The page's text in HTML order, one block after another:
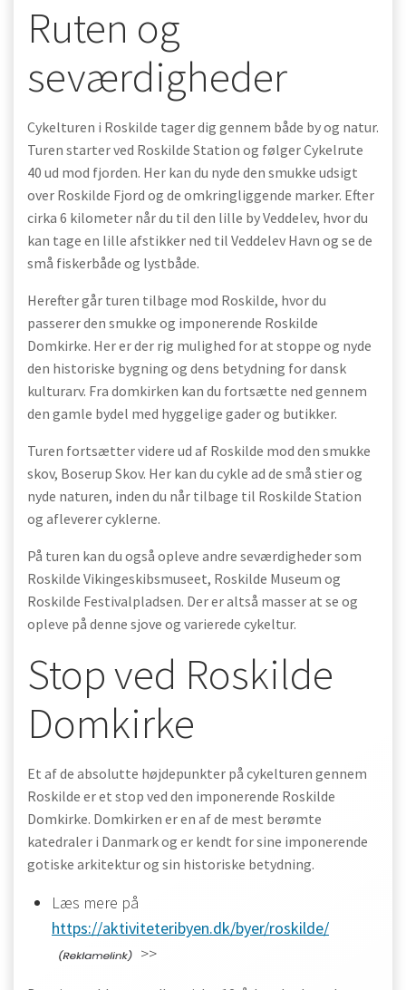
Ruten og
seværdigheder
Cykelturen i Roskilde tager dig gennem både by og natur.
Turen starter ved Roskilde Station og følger Cykelrute
40 ud mod fjorden. Her kan du nyde den smukke udsigt
over Roskilde Fjord og de omkringliggende marker. Efter
cirka 6 kilometer når du til den lille by Veddelev, hvor du
kan tage en lille afstikker ned til Veddelev Havn og se de
små fiskerbåde og lystbåde.
Herefter går turen tilbage mod Roskilde, hvor du
passerer den smukke og imponerende Roskilde
Domkirke. Her er der rig mulighed for at stoppe og nyde
den historiske bygning og dens betydning for dansk
kulturarv. Fra domkirken kan du fortsætte ned gennem
den gamle bydel med hyggelige gader og butikker.
Turen fortsætter videre ud af Roskilde mod den smukke
skov, Boserup Skov. Her kan du cykle ad de små stier og
nyde naturen, inden du når tilbage til Roskilde Station
og afleverer cyklerne.
På turen kan du også opleve andre seværdigheder som
Roskilde Vikingeskibsmuseet, Roskilde Museum og
Roskilde Festivalpladsen. Der er altså masser at se og
opleve på denne sjove og varierede cykeltur.
Stop ved Roskilde
Domkirke
Et af de absolutte højdepunkter på cykelturen gennem
Roskilde er et stop ved den imponerende Roskilde
Domkirke. Domkirken er en af de mest berømte
katedraler i Danmark og er kendt for sine imponerende
gotiske arkitektur og sin historiske betydning.
Læs mere på
https://aktiviteteribyen.dk/byer/roskilde/
>>